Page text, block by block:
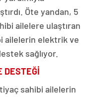
Öte yandan, 5
ailelere ulaştıran
ailelerin elektrik ve
sağlıyor.
DESTEĞİ
sahibi ailelerin